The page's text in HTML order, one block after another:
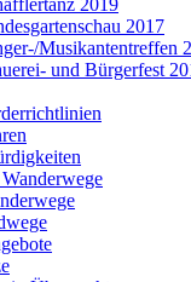
2019
2017
Musikantentreffen
und Bürgerfest